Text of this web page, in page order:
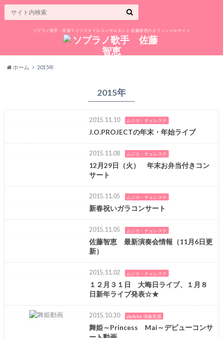
ソプラノ歌手・音楽ライフスタイルコンサルタント 佐藤智恵のオフィシャルサイト
ホーム 2015年
2015年
2015.11.10 ムジカ・チェレステ
J.O.PROJECTの年末・年始ライブ
2015.11.08 ムジカ・チェレステ
12月29日（火） 年末お弁当付きコン
サート
2015.11.05 ムジカ・チェレステ
新春祝いガラコンサート
2015.11.05 ムジカ・チェレステ
佐藤智恵 最新演奏会情報（11月6日更
新）
2015.11.02 ムジカ・チェレステ
１２月３１日 大晦日ライブ、１月８
日新年ライブ発表☆★
2015.10.30 youtube 演奏音源
舞姫～Princess Mai～デビューコンサ